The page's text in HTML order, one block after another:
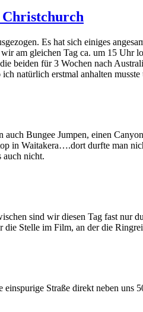
Es hat sich einiges
am gleichen Tag ca. um 15
beiden für 3 Wochen nach
natürlich erstmal anhalten musste
Bungee Jumpen, einen
in Waitakera….dort durfte man
auch nicht.
sind wir diesen Tag fast nur
die Stelle im Film, an der die
Straße direkt neben